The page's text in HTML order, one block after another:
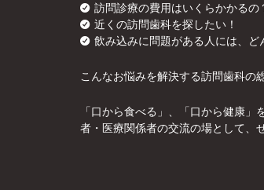
訪問診療の費用はいくらかかるの
近くの訪問歯科を探したい！
飲み込みに問題がある人には、
こんなお悩みを解決する訪問歯科の
「口から食べる」、「口から健康
者・医療関係者の交流の場として、